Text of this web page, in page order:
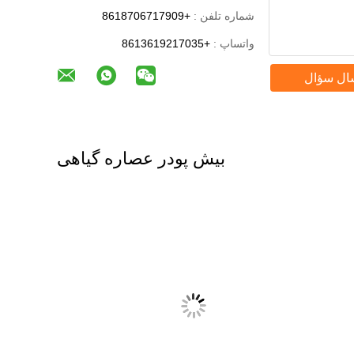
شماره تلفن : +8618706717909
واتساپ : +8613619217035
سؤال
بیش پودر عصاره گیاهی